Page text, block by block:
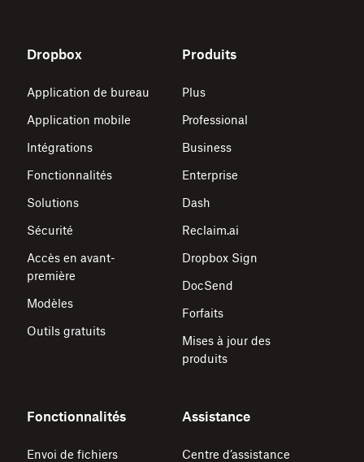
Dropbox
Application de bureau
Application mobile
Intégrations
Fonctionnalités
Solutions
Sécurité
Accès en avant-
première
Modèles
Outils gratuits
Produits
Plus
Professional
Business
Enterprise
Dash
Reclaim.ai
Dropbox Sign
DocSend
Forfaits
Mises à jour des
produits
Fonctionnalités
Envoi de fichiers
Assistance
Centre d’assistance